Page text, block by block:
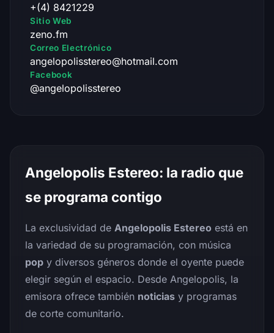
+(4) 8421229
Sitio Web
zeno.fm
Correo Electrónico
angelopolisstereo@hotmail.com
Facebook
@angelopolisstereo
Angelopolis Estereo: la radio que
se programa contigo
La exclusividad de Angelopolis Estereo está en
la variedad de su programación, con música
pop y diversos géneros donde el oyente puede
elegir según el espacio. Desde Angelopolis, la
emisora ofrece también noticias y programas
de corte comunitario.